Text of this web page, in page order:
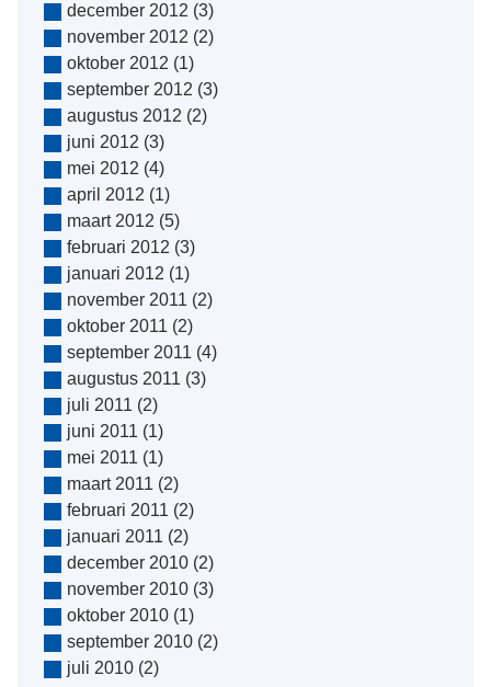
december 2012 (3)
november 2012 (2)
oktober 2012 (1)
september 2012 (3)
augustus 2012 (2)
juni 2012 (3)
mei 2012 (4)
april 2012 (1)
maart 2012 (5)
februari 2012 (3)
januari 2012 (1)
november 2011(2)
oktober 2011(2)
september 2011(4)
augustus 2011(3)
juli 2011(2)
juni 2011(1)
mei 2011(1)
maart 2011(2)
februari 2011(2)
januari 2011(2)
december 2010(2)
november 2010(3)
oktober 2010(1)
september 2010(2)
juli 2010(2)